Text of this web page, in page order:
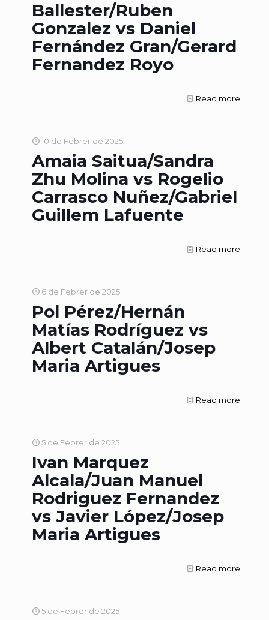
Ballester/Ruben
Gonzalez vs Daniel
Fernández Gran/Gerard
Fernandez Royo
Read more
10 de Febrer de 2025
Amaia Saitua/Sandra
Zhu Molina vs Rogelio
Carrasco Nuñez/Gabriel
Guillem Lafuente
Read more
6 de Febrer de 2025
Pol Pérez/Hernán
Matías Rodríguez vs
Albert Catalán/Josep
Maria Artigues
Read more
5 de Febrer de 2025
Ivan Marquez
Alcala/Juan Manuel
Rodriguez Fernandez
vs Javier López/Josep
Maria Artigues
Read more
5 de Febrer de 2025